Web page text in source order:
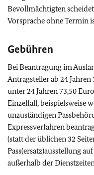
Bevollmächtigten
Vorsprache ohne Termin
Gebühren
Bei Beantragung im
Antragsteller ab 24
unter 24 Jahren 73,50
Einzelfall, beispielsweise
unzuständigen
Expressverfahren
(statt der üblichen 32
Pass(ersatz)ausstellung
außerhalb der